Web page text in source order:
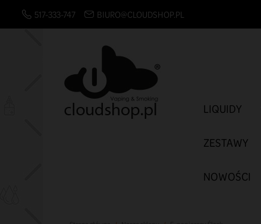
517-333-747 BIURO@CLOUDSHOP.PL
LIQUIDY
ZESTAWY
NOWOŚCI